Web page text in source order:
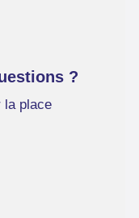
?
la place